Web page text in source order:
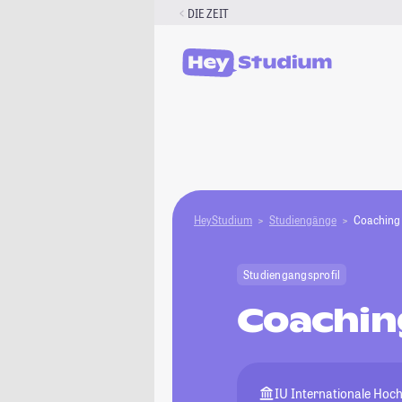
DIE ZEIT
HeyStudium Studiengänge Coaching
Studiengangsprofil
IU Internationale